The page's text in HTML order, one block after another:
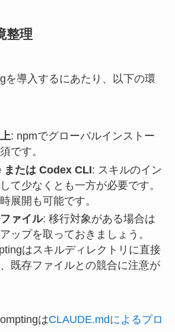
整理
を導入するにあたり、以下の環
: npmでグローバルインストー
です。
たは Codex CLI: スキルのイン
て少なくとも一方が必要です。
展開も可能です。
ァイル: 移行対象がある場合は
ップを取っておきましょう。
はスキルディレクトリに直接
既存ファイルとの競合に注意が
はCLAUDE.mdによるプロ